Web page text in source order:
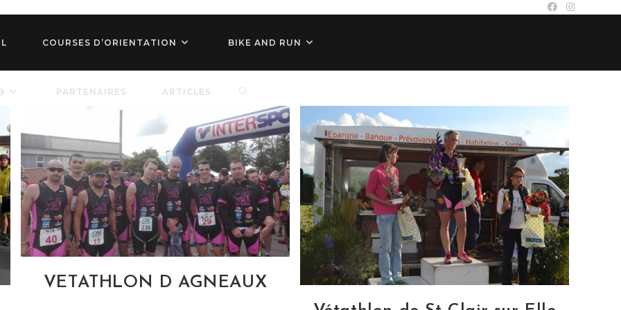
COURSES D’ORIENTATION BIKE AND RUN
PARTENAIRES ARTICLES TOGGLE
WEBSITE
SEARCH
VETATHLON D AGNEAUX